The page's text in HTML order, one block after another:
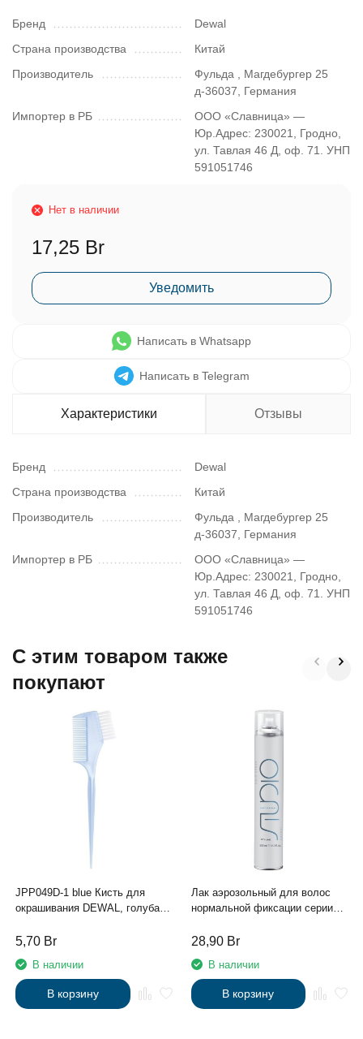
Бренд
Dewal
Страна производства
Китай
Производитель
Фульда , Магдебургер 25
д-36037, Германия
Импортер в РБ
ООО «Славница» —
Юр.Адрес: 230021, Гродно,
ул. Тавлая 46 Д, оф. 71. УНП
591051746
Нет в наличии
17,25 Br
Уведомить
Написать в Whatsapp
Написать в Telegram
Характеристики Отзывы
Бренд
Dewal
Страна производства
Китай
Производитель
Фульда , Магдебургер 25
д-36037, Германия
Импортер в РБ
ООО «Славница» —
Юр.Адрес: 230021, Гродно,
ул. Тавлая 46 Д, оф. 71. УНП
591051746
C этим товаром также
покупают
JPP049D-1 blue Кисть для
окрашивания DEWAL, голубая,
щетиной, узкая 45мм
5,70 Br
В наличии
В корзину
Лак аэрозольный для волос
нормальной фиксации серии
Professional, 500 мл
28,90 Br
В наличии
В корзину